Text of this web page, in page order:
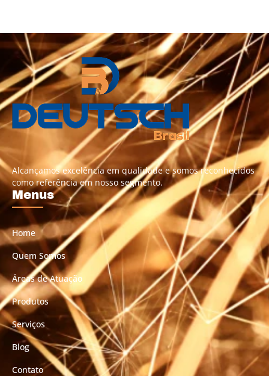
Alcançamos excelência em qualidade e somos reconhecidos
como referência em nosso segmento.
Menus
Home
Quem Somos
Áreas de Atuação
Produtos
Serviços
Blog
Contato